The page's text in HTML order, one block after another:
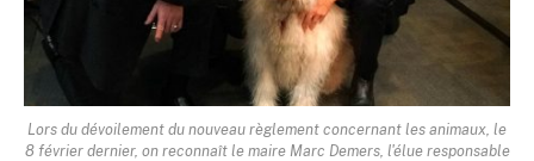
Lors du dévoilement du nouveau règlement concernant les animaux, le
8 février dernier, on reconnaît le maire Marc Demers, l'élue responsable